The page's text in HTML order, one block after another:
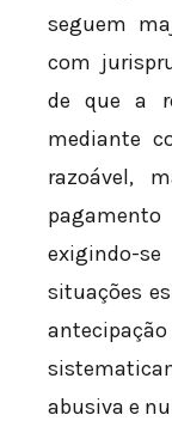
seguem
com
de que a
mediante
razoável,
exigindo-
situações
abusiva e